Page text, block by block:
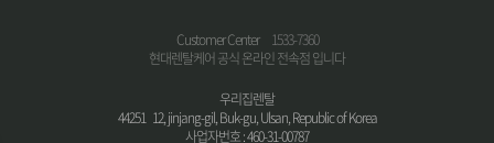
Customer Center
1533-7360
현대렌탈케어 공식 온라인 전속점 입니다
우리집렌탈
44251 12, jinjang-gil, Buk-gu, Ulsan, Republic of Korea
사업자번호 : 460-31-00787